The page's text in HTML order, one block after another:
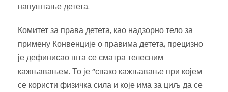
напуштање детета.
Комитет за права детета, као надзорно тело за
примену Конвенције о правима детета, прецизно
је дефинисао шта се сматра телесним
кажњавањем. То је “свако кажњавање при којем
се користи физичка сила и које има за циљ да се